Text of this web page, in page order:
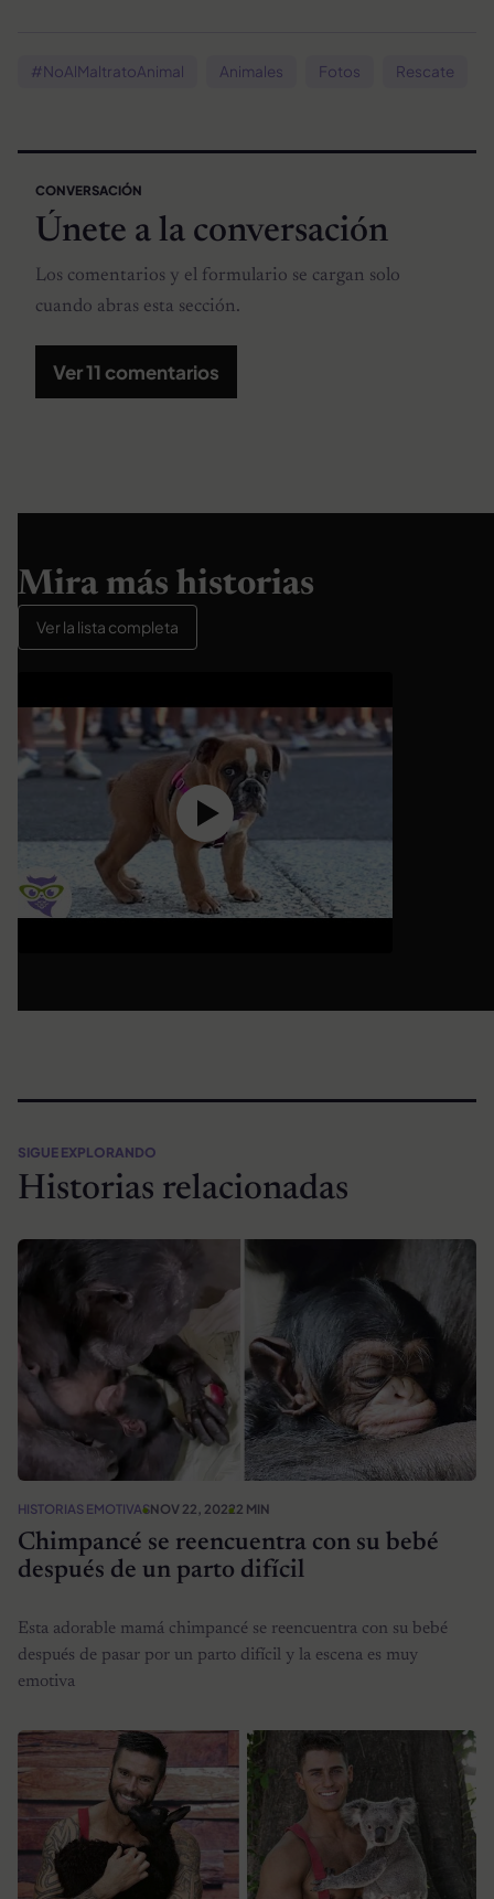
#NoAlMaltratoAnimal Animales Fotos Rescate
CONVERSACIÓN
Únete a la conversación
Los comentarios y el formulario se cargan solo
cuando abras esta sección.
Ver 11 comentarios
Mira más historias
Ver la lista completa
SIGUE EXPLORANDO
Historias relacionadas
HISTORIAS EMOTIVASNOV 22, 20222 MIN
Chimpancé se reencuentra con su bebé
después de un parto difícil
Esta adorable mamá chimpancé se reencuentra con su bebé
después de pasar por un parto difícil y la escena es muy
emotiva